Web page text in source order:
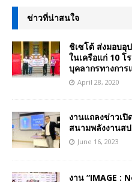
ข่าวที่น่าสนใจ
ชิเซโด้ ส่งมอบ
ในเครือแก่ 10 โ
บุคลากรทางการ
April 28, 2020
งานแถลงข่าวเ
สนามพลังงานส
June 16, 2023
งาน “IMAGE :